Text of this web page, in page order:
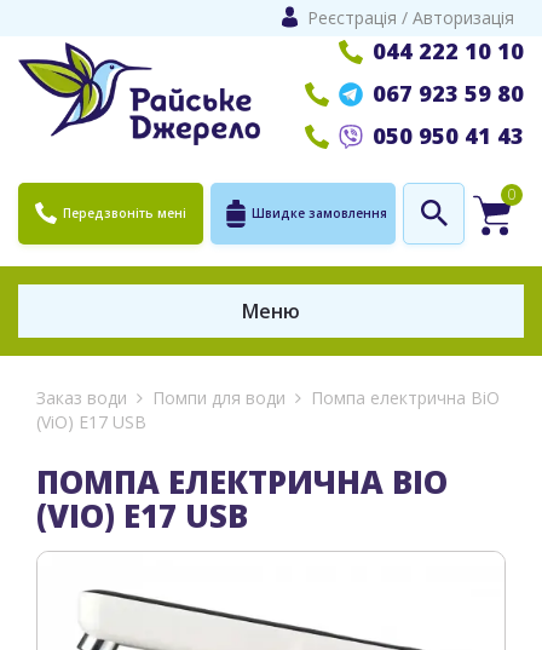
Реєстрація / Авторизація
044 222 10 10
067 923 59 80
050 950 41 43
Передзвоніть мені Швидке замовлення
0
Меню
Заказ води Помпи для води
Помпа електрична ВіО
(ViO) E17 USB
ПОМПА ЕЛЕКТРИЧНА ВІО
(VIO) E17 USB